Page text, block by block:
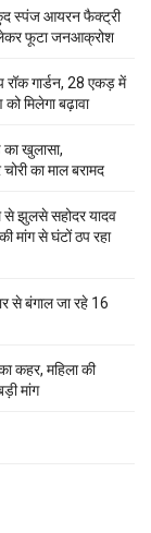
स्पंज आयरन फैक्ट्री
लेकर फूटा जनआक्रोश
रॉक गार्डन, 28 एकड़ में
मिलेगा बढ़ावा
खुलासा,
का माल बरामद
से झुलसे सहोदर यादव
मांग से घंटों ठप रहा
से बंगाल जा रहे 16
कहर, महिला की
मांग